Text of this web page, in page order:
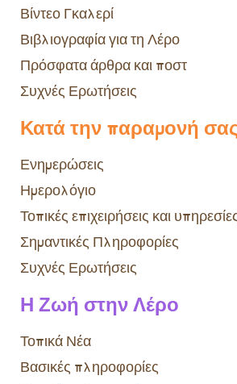
Βίντεο Γκαλερί
Βιβλιογραφία για τη Λέρο
Πρόσφατα άρθρα και ποστ
Συχνές Ερωτήσεις
Κατά την παραμονή
Ενημερώσεις
Ημερολόγιο
Τοπικές επιχειρήσεις και
Σημαντικές Πληροφορίες
Συχνές Ερωτήσεις
Η Ζωή στην Λέρο
Τοπικά Νέα
Βασικές πληροφορίες